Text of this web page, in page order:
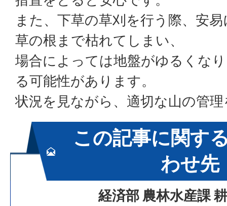
また、下草の草刈を行う際、安
草の根まで枯れてしまい、
場合によっては地盤がゆるくな
る可能性があります。
状況を見ながら、適切な山の管
この記事に関す
わせ先
経済部 農林水産課